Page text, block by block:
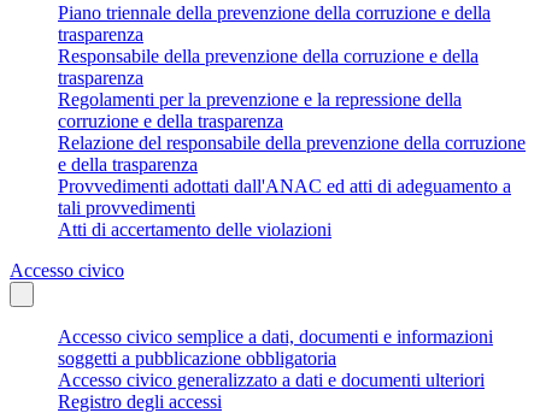
Piano triennale della prevenzione della corruzione e della
trasparenza
Responsabile della prevenzione della corruzione e della
trasparenza
Regolamenti per la prevenzione e la repressione della
corruzione e della trasparenza
Relazione del responsabile della prevenzione della corruzione
e della trasparenza
Provvedimenti adottati dall'ANAC ed atti di adeguamento a
tali provvedimenti
Atti di accertamento delle violazioni
Accesso civico
Accesso civico semplice a dati, documenti e informazioni
soggetti a pubblicazione obbligatoria
Accesso civico generalizzato a dati e documenti ulteriori
Registro degli accessi